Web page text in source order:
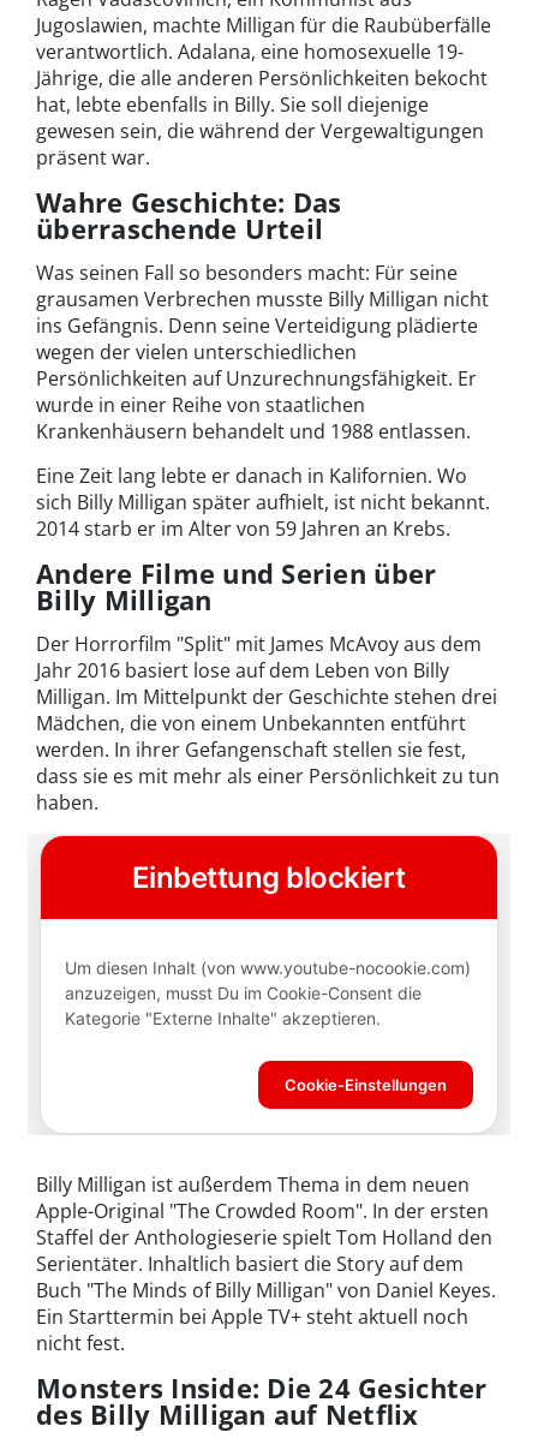
Jugoslawien, machte Milligan für die Raubüberfälle
verantwortlich. Adalana, eine homosexuelle 19-
Jährige, die alle anderen Persönlichkeiten bekocht
hat, lebte ebenfalls in Billy. Sie soll diejenige
gewesen sein, die während der Vergewaltigungen
präsent war.
Wahre Geschichte: Das
überraschende Urteil
Was seinen Fall so besonders macht: Für seine
grausamen Verbrechen musste Billy Milligan nicht
ins Gefängnis. Denn seine Verteidigung plädierte
wegen der vielen unterschiedlichen
Persönlichkeiten auf Unzurechnungsfähigkeit. Er
wurde in einer Reihe von staatlichen
Krankenhäusern behandelt und 1988 entlassen.
Eine Zeit lang lebte er danach in Kalifornien. Wo
sich Billy Milligan später aufhielt, ist nicht bekannt.
2014 starb er im Alter von 59 Jahren an Krebs.
Andere Filme und Serien über
Billy Milligan
Der Horrorfilm "Split" mit James McAvoy aus dem
Jahr 2016 basiert lose auf dem Leben von Billy
Milligan. Im Mittelpunkt der Geschichte stehen drei
Mädchen, die von einem Unbekannten entführt
werden. In ihrer Gefangenschaft stellen sie fest,
dass sie es mit mehr als einer Persönlichkeit zu tun
haben.
Billy Milligan ist außerdem Thema in dem neuen
Apple-Original "The Crowded Room". In der ersten
Staffel der Anthologieserie spielt Tom Holland den
Serientäter. Inhaltlich basiert die Story auf dem
Buch "The Minds of Billy Milligan" von Daniel Keyes.
Ein Starttermin bei Apple TV+ steht aktuell noch
nicht fest.
Monsters Inside: Die 24 Gesichter
des Billy Milligan auf Netflix